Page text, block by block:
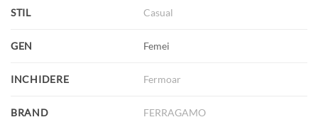
STIL Casual
GEN Femei
INCHIDERE Fermoar
BRAND FERRAGAMO